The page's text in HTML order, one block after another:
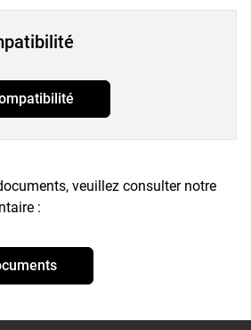
veuillez consulter notre
: